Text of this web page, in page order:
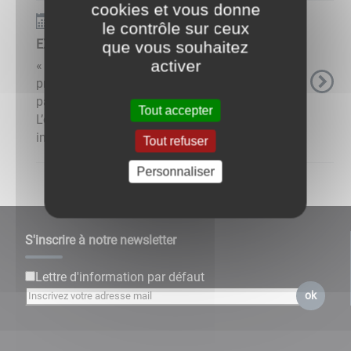
Événements
EXPOSITION - L'ombre des roseaux
« L’ombre des roseaux » est le fruit d’un parti
pris photographique, d’une volonté de capter le
paysage dans le « mauvais temps ».
L’exposition nous entraine dans une découverte
insolite ...
S'inscrire à notre newsletter
Lettre d'information par défaut
ok
cookies et vous donne
le contrôle sur ceux
que vous souhaitez
activer
Tout accepter
Tout refuser
Personnaliser